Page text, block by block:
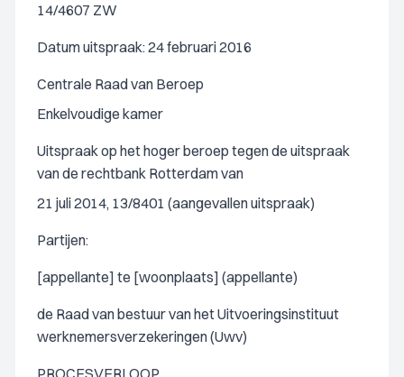
14/4607 ZW
Datum uitspraak: 24 februari 2016
Centrale Raad van Beroep
Enkelvoudige kamer
Uitspraak op het hoger beroep tegen de uitspraak
van de rechtbank Rotterdam van
21 juli 2014, 13/8401 (aangevallen uitspraak)
Partijen:
[appellante] te [woonplaats] (appellante)
de Raad van bestuur van het Uitvoeringsinstituut
werknemersverzekeringen (Uwv)
PROCESVERLOOP